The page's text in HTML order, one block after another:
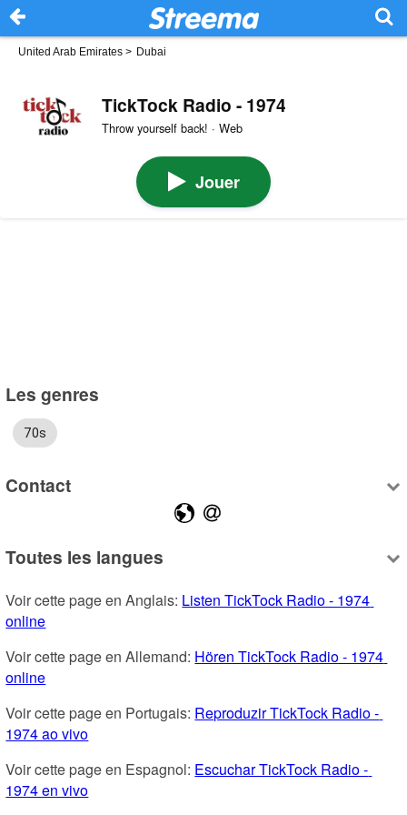
United Arab Emirates > Dubai
TickTock Radio - 1974
Throw yourself back! · Web
Jouer
Les genres
70s
Contact
Toutes les langues
Voir cette page en Anglais: Listen TickTock Radio - 1974
online
Voir cette page en Allemand: Hören TickTock Radio - 1974
online
Voir cette page en Portugais: Reproduzir TickTock Radio -
1974 ao vivo
Voir cette page en Espagnol: Escuchar TickTock Radio -
1974 en vivo